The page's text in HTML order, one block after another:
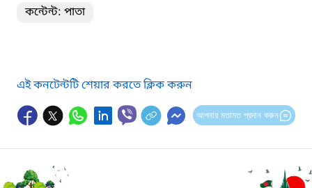
কন্টেন্ট: পাতা
এই কনটেন্টটি শেয়ার করতে ক্লিক করুন
আপনার মতামত প্রদান করুন